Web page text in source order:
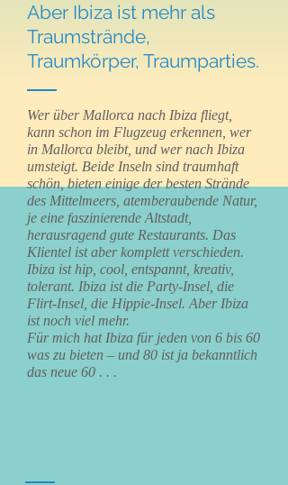
Aber Ibiza ist mehr als
Traumstrände,
Traumkörper, Traumparties.
Wer über Mallorca nach Ibiza fliegt,
kann schon im Flugzeug erkennen, wer
in Mallorca bleibt, und wer nach Ibiza
umsteigt. Beide Inseln sind traumhaft
schön, bieten einige der besten Strände
des Mittelmeers, atemberaubende Natur,
je eine faszinierende Altstadt,
herausragend gute Restaurants. Das
Klientel ist aber komplett verschieden.
Ibiza ist hip, cool, entspannt, kreativ,
tolerant. Ibiza ist die Party-Insel, die
Flirt-Insel, die Hippie-Insel. Aber Ibiza
ist noch viel mehr.
Für mich hat Ibiza für jeden von 6 bis 60
was zu bieten – und 80 ist ja bekanntlich
das neue 60 . . .